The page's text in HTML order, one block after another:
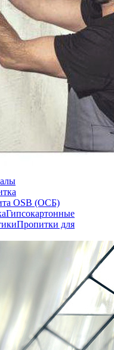
OSB (ОСБ)
Гипсокартонные
Пропитки для